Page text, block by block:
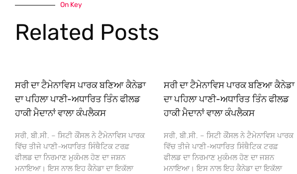
On Key
Related Posts
ਸਰੀ ਦਾ ਟੈਮੇਨਾਵਿਸ ਪਾਰਕ ਬਣਿਆ ਕੈਨੇਡਾ
ਦਾ ਪਹਿਲਾ ਪਾਣੀ-ਅਧਾਰਿਤ ਤਿੰਨ ਫੀਲਡ
ਹਾਕੀ ਮੈਦਾਨਾਂ ਵਾਲਾ ਕੰਪਲੈਕਸ
ਸਰੀ, ਬੀ.ਸੀ. – ਸਿਟੀ ਕੌਂਸਲ ਨੇ ਟੈਮੇਨਾਵਿਸ ਪਾਰਕ
ਵਿੱਚ ਤੀਜੇ ਪਾਣੀ-ਅਧਾਰਿਤ ਸਿੰਥੈਟਿਕ ਟਰਫ਼
ਫੀਲਡ ਦਾ ਨਿਰਮਾਣ ਮੁਕੰਮਲ ਹੋਣ ਦਾ ਜਸ਼ਨ
ਮਨਾਇਆ। ਇਸ ਨਾਲ ਇਹ ਕੈਨੇਡਾ ਦਾ ਇਕੱਲਾ
ਸਰੀ ਦਾ ਟੈਮੇਨਾਵਿਸ ਪਾਰਕ ਬਣਿਆ ਕੈਨੇਡਾ
ਦਾ ਪਹਿਲਾ ਪਾਣੀ-ਅਧਾਰਿਤ ਤਿੰਨ ਫੀਲਡ
ਹਾਕੀ ਮੈਦਾਨਾਂ ਵਾਲਾ ਕੰਪਲੈਕਸ
ਸਰੀ, ਬੀ.ਸੀ. – ਸਿਟੀ ਕੌਂਸਲ ਨੇ ਟੈਮੇਨਾਵਿਸ ਪਾਰਕ
ਵਿੱਚ ਤੀਜੇ ਪਾਣੀ-ਅਧਾਰਿਤ ਸਿੰਥੈਟਿਕ ਟਰਫ਼
ਫੀਲਡ ਦਾ ਨਿਰਮਾਣ ਮੁਕੰਮਲ ਹੋਣ ਦਾ ਜਸ਼ਨ
ਮਨਾਇਆ। ਇਸ ਨਾਲ ਇਹ ਕੈਨੇਡਾ ਦਾ ਇਕੱਲਾ